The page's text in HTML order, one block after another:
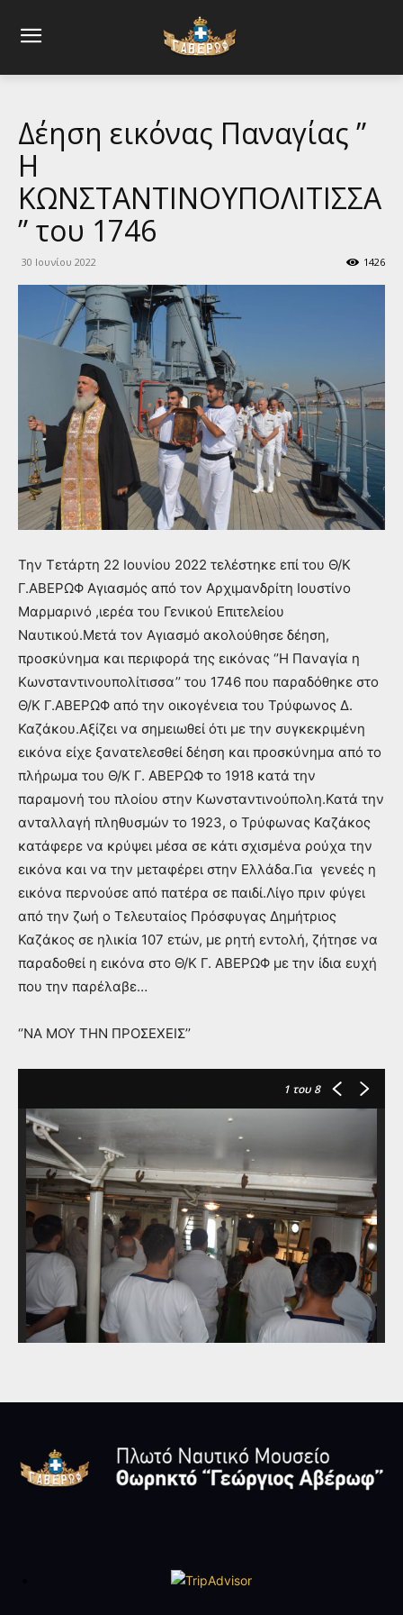
Δέηση εικόνας Παναγίας ”
Η
ΚΩΝΣΤΑΝΤΙΝΟΥΠΟΛΙΤΙΣΣΑ
” του 1746
30 Ιουνίου 2022 1426
Την Τετάρτη 22 Ιουνίου 2022 τελέστηκε επί του Θ/Κ
Γ.ΑΒΕΡΩΦ Αγιασμός από τον Αρχιμανδρίτη Ιουστίνο
Μαρμαρινό ,ιερέα του Γενικού Επιτελείου
Ναυτικού.Μετά τον Αγιασμό ακολούθησε δέηση,
προσκύνημα και περιφορά της εικόνας ‘’Η Παναγία η
Κωνσταντινουπολίτισσα’’ του 1746 που παραδόθηκε στο
Θ/Κ Γ.ΑΒΕΡΩΦ από την οικογένεια του Τρύφωνος Δ.
Καζάκου.Αξίζει να σημειωθεί ότι με την συγκεκριμένη
εικόνα είχε ξανατελεσθεί δέηση και προσκύνημα από το
πλήρωμα του Θ/Κ Γ. ΑΒΕΡΩΦ το 1918 κατά την
παραμονή του πλοίου στην Κωνσταντινούπολη.Κατά την
ανταλλαγή πληθυσμών το 1923, ο Τρύφωνας Καζάκος
κατάφερε να κρύψει μέσα σε κάτι σχισμένα ρούχα την
εικόνα και να την μεταφέρει στην Ελλάδα.Για γενεές η
εικόνα περνούσε από πατέρα σε παιδί.Λίγο πριν φύγει
από την ζωή ο Τελευταίος Πρόσφυγας Δημήτριος
Καζάκος σε ηλικία 107 ετών, με ρητή εντολή, ζήτησε να
παραδοθεί η εικόνα στο Θ/Κ Γ. ΑΒΕΡΩΦ με την ίδια ευχή
που την παρέλαβε…
‘’ΝΑ ΜΟΥ ΤΗΝ ΠΡΟΣΕΧΕΙΣ’’
1 του 8